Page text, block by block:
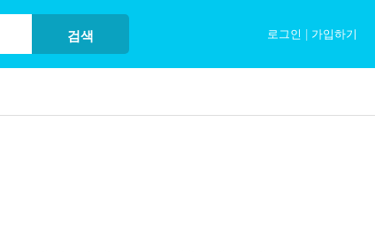
검색 로그인 | 가입하기